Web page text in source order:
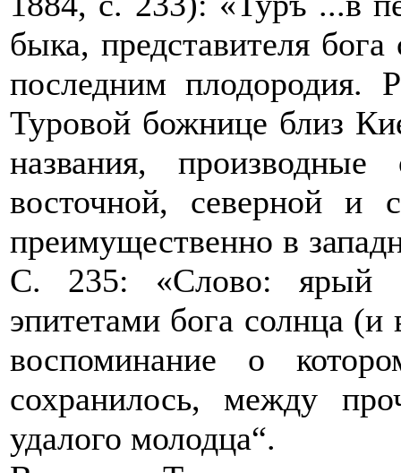
быка, представителя
последним плодородия.
Туровой божнице близ
названия,
восточной, северной и
преимущественно в
С. 235: «Слово: ярый
эпитетами бога солнца
воспоминание о
сохранилось, между
удалого молодца“.